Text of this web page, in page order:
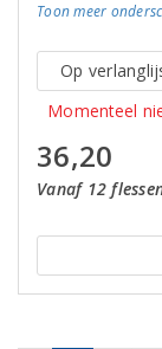
Toon meer
Op
Momenteel
36,20
Vanaf 12